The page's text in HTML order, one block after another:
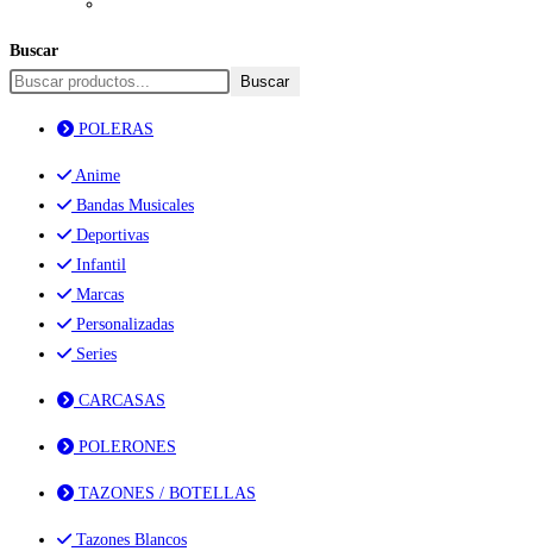
Buscar
Buscar
POLERAS
Anime
Bandas Musicales
Deportivas
Infantil
Marcas
Personalizadas
Series
CARCASAS
POLERONES
TAZONES / BOTELLAS
Tazones Blancos